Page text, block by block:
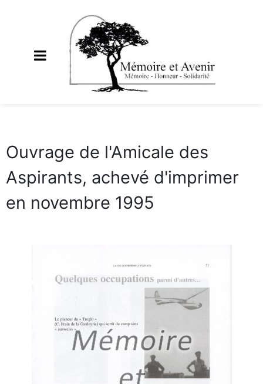
Ouvrage de l'Amicale des
Aspirants, achevé d'imprimer
en novembre 1995